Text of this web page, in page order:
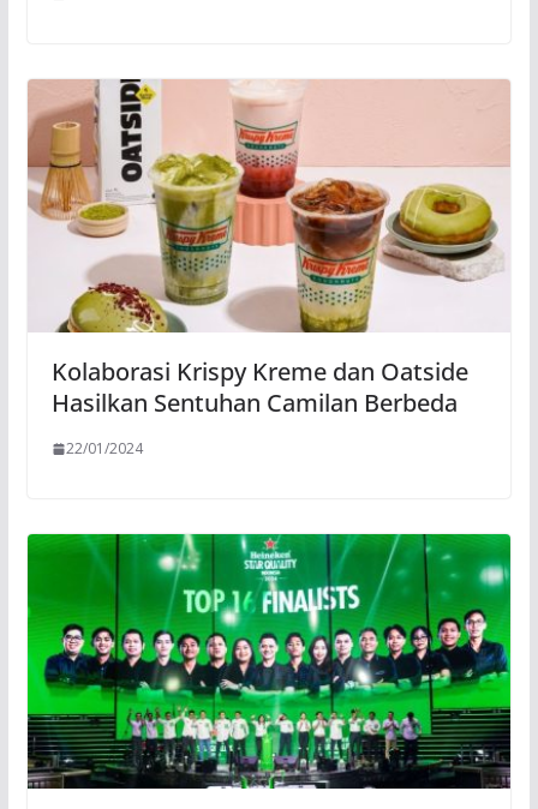
Kolaborasi Krispy Kreme dan Oatside
Hasilkan Sentuhan Camilan Berbeda
22/01/2024